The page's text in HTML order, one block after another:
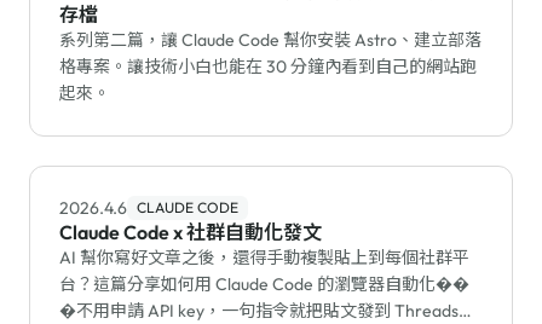
存檔
系列第二篇，讓 Claude Code 幫你安裝 Astro、建立部落
格專案。讓技術小白也能在 30 分鐘內看到自己的網站跑
起來。
2026.4.6 CLAUDE CODE
Claude Code x 社群自動化發文
AI 幫你寫好文章之後，還得手動複製貼上到每個社群平
台？這篇分享如何用 Claude Code 的瀏覽器自動化��
�不用申請 API key，一句指令就把貼文發到 Threads、